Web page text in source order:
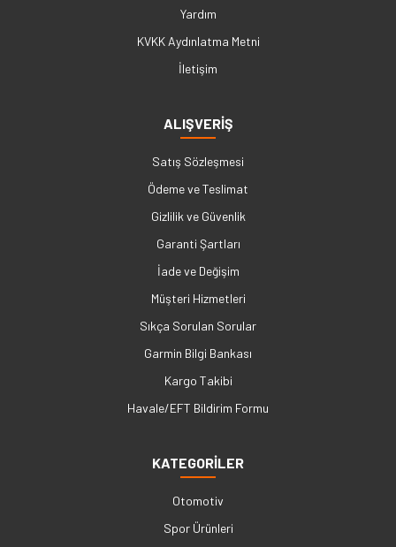
Yardım
KVKK Aydınlatma Metni
İletişim
ALIŞVERİŞ
Satış Sözleşmesi
Ödeme ve Teslimat
Gizlilik ve Güvenlik
Garanti Şartları
İade ve Değişim
Müşteri Hizmetleri
Sıkça Sorulan Sorular
Garmin Bilgi Bankası
Kargo Takibi
Havale/EFT Bildirim Formu
KATEGORİLER
Otomotiv
Spor Ürünleri